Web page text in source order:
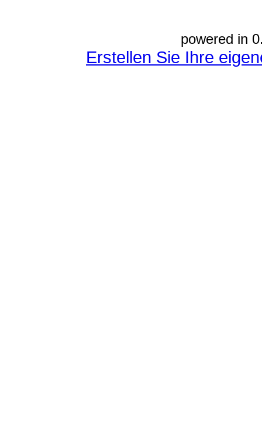
powered in
Erstellen Sie Ihre